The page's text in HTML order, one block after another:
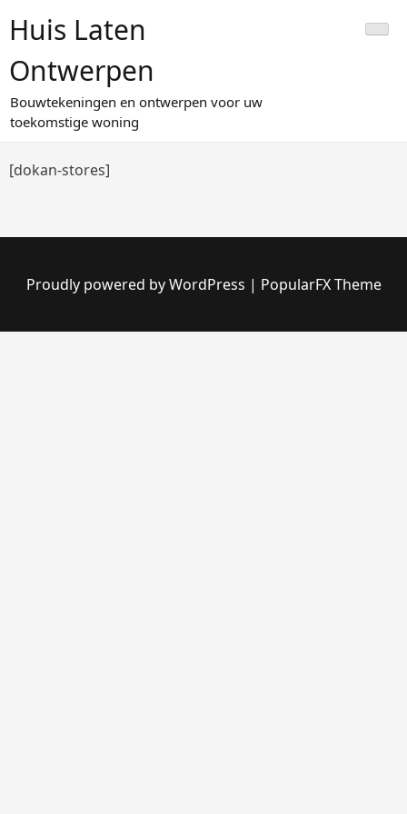
Huis Laten
Ontwerpen
Bouwtekeningen en ontwerpen voor uw
toekomstige woning
[dokan-stores]
Proudly powered by WordPress | PopularFX Theme